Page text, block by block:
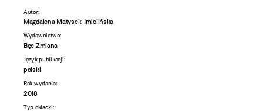
Autor:
Magdalena Matysek-Imielińska
Wydawnictwo:
Bęc Zmiana
Język publikacji:
polski
Rok wydania:
2018
Typ okładki: